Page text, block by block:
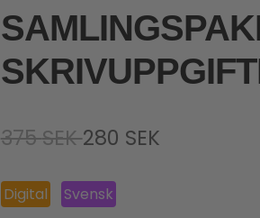
375SEKDet
priset
280 SEKDet
Digital Svensk